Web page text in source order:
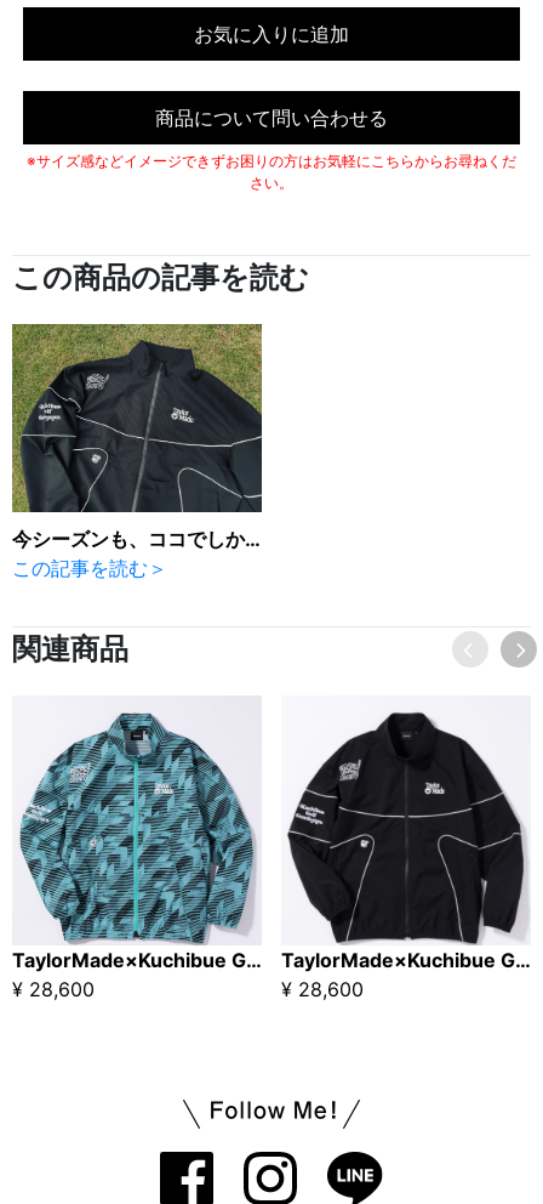
お気に入りに追加
商品について問い合わせる
※サイズ感などイメージできずお困りの方はお気軽にこちらからお尋ねくだ
さい。
この商品の記事を読む
今シーズンも、ココでしか買えない「テーラーメイド」
この記事を読む＞
関連商品
TaylorMade×Kuchibue Golf Gentleman ヘリテージ90’S パイピングジャケット グリーン×柄【GO/LOOK!限定販売】
¥ 28,600
TaylorMade×Kuchibue Golf Gentleman ヘリテージ90’S パイピングジャケット ブラック【GO/LOOK!限定販売】
¥ 28,600